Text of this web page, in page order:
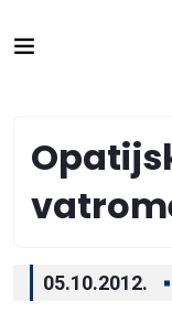
05.10.2012.